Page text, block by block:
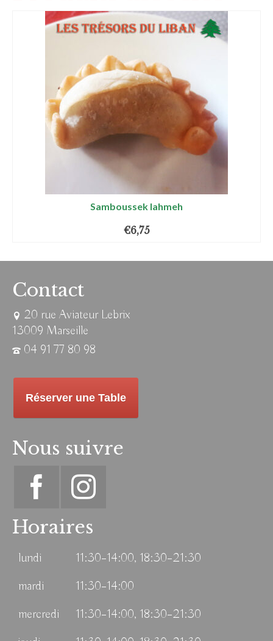
Samboussek lahmeh
€6,75
Contact
20 rue Aviateur Lebrix
13009 Marseille
04 91 77 80 98
Réserver une Table
Nous suivre
Horaires
lundi
11:30–14:00, 18:30–21:30
mardi
11:30–14:00
mercredi
11:30–14:00, 18:30–21:30